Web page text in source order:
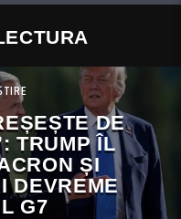
DE
TRUMP ÎL
ȘI
DEVREME
G7